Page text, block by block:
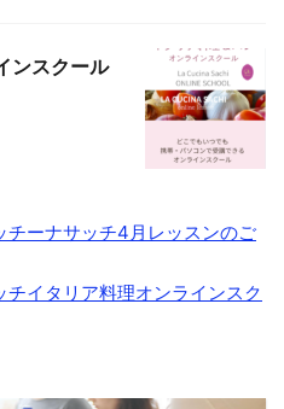
ンスクール
チーナサッチ4月レッスンのご
チイタリア料理オンラインスク